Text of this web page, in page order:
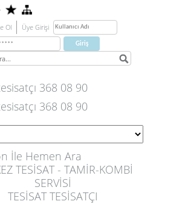
Ol Üye Girişi
368 08 90
368 08 90
TESİSAT - TAMİR-KOMBİ
SERVİSİ
TESİSAT TESİSATÇI